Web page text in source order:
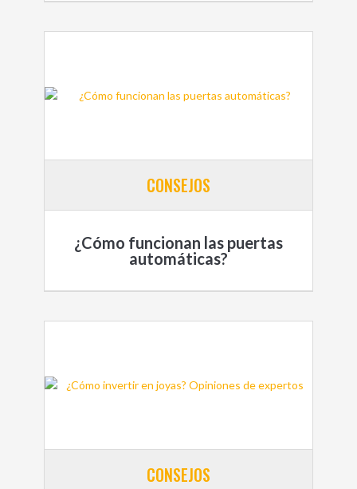
CONSEJOS
¿Cómo funcionan las puertas
automáticas?
CONSEJOS